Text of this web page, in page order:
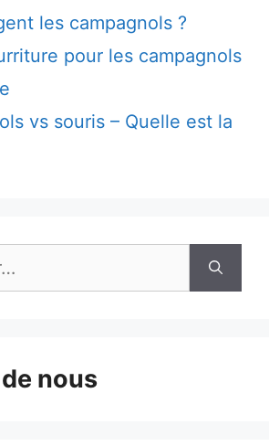
les campagnols ?
pour les campagnols
vs souris – Quelle est la
nous